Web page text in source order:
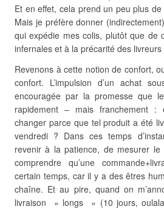
Et en effet, cela prend un peu plus de
Mais je préfère donner
qui expédie mes colis, plutôt que de
infernales et à la précarité des livreurs
Revenons à cette notion de confort,
confort. L’impulsion d’un achat
encouragée par la promesse que
rapidement – mais franchement
changer parce que tel produit a été
vendredi ? Dans ces temps
revenir à la patience, de mesurer
comprendre qu’une
certain temps, car il y a des êtres
chaîne. Et au pire, quand on
livraison » longs » (10 jours,